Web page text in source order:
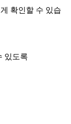
확인할 수 있습
있도록